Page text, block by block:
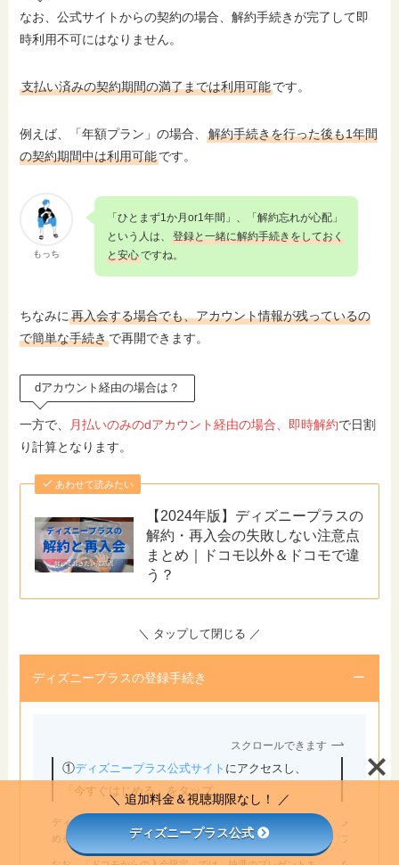
なお、公式サイトからの契約の場合、解約手続きが完了して即
時利用不可にはなりません。
支払い済みの契約期間の満了までは利用可能です。
例えば、「年額プラン」の場合、解約手続きを行った後も1年間
の契約期間中は利用可能です。
もっち
「ひとまず1か月or1年間」、「解約忘れが心配」
という人は、
登録と一緒に解約手続きをしておく
と安心ですね。
ちなみに再入会する場合でも、アカウント情報が残っているの
で簡単な手続きで再開できます。
dアカウント経由の場合は？
一方で、 月払いのみのdアカウント経由の場合、即時解約で日割
り計算となります。
あわせて読みたい
【2024年版】ディズニープラスの
解約・再入会の失敗しない注意点
まとめ｜ドコモ以外＆ドコモで違
う？
＼ タップして閉じる ／
ディズニープラスの登録手続き
スクロールできます
①ディズニープラス公式サイト にアクセスし、
「今すぐはじめる」をタップ
ディズニープラスの公式サイトにアクセスし、「今すぐはじ
める」ボタンをタップします。
②メー
メールアド
＼ 追加料金＆視聴期限なし！ ／
ディズニープラス公式